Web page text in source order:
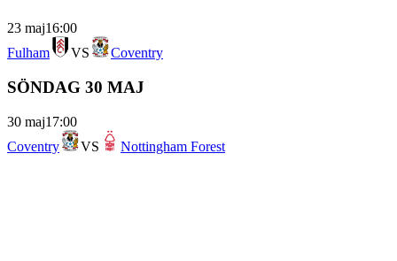
23 maj16:00
Fulham
VS Coventry
SÖNDAG 30 MAJ
30 maj17:00
Coventry
VS Nottingham Forest